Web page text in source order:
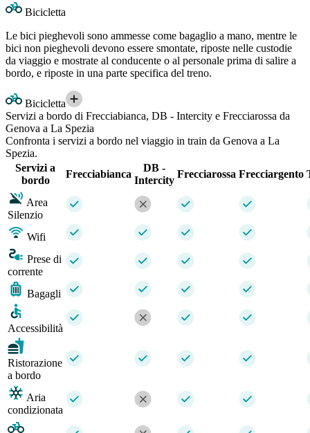
Bicicletta
Le bici pieghevoli sono ammesse come bagaglio a mano, mentre le
bici non pieghevoli devono essere smontate, riposte nelle custodie
da viaggio e mostrate al conducente o al personale prima di salire a
bordo, e riposte in una parte specifica del treno.
Bicicletta
Servizi a bordo di Frecciabianca, DB - Intercity e Frecciarossa da
Genova a La Spezia
Confronta i servizi a bordo nel viaggio in train da Genova a La
Spezia.
Servizi a
bordo
Frecciabianca
DB -
Intercity
Frecciarossa Frecciargento
Area
Silenzio
Wifi
Prese di
corrente
Bagagli
Accessibilità
Ristorazione
a bordo
Aria
condizionata